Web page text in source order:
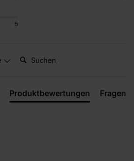
5
Suchen:
Produktbewertungen Fragen